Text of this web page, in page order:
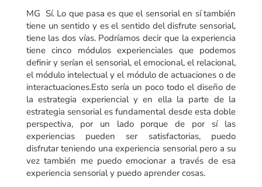
MG Sí. Lo que pasa es que el sensorial en sí también
tiene un sentido y es el sentido del disfrute sensorial,
tiene las dos vías. Podríamos decir que la experiencia
tiene cinco módulos experienciales que podemos
definir y serían el sensorial, el emocional, el relacional,
el módulo intelectual y el módulo de actuaciones o de
interactuaciones.Esto sería un poco todo el diseño de
la estrategia experiencial y en ella la parte de la
estrategia sensorial es fundamental desde esta doble
perspectiva, por un lado porque de por sí las
experiencias pueden ser satisfactorias, puedo
disfrutar teniendo una experiencia sensorial pero a su
vez también me puedo emocionar a través de esa
experiencia sensorial y puedo aprender cosas.